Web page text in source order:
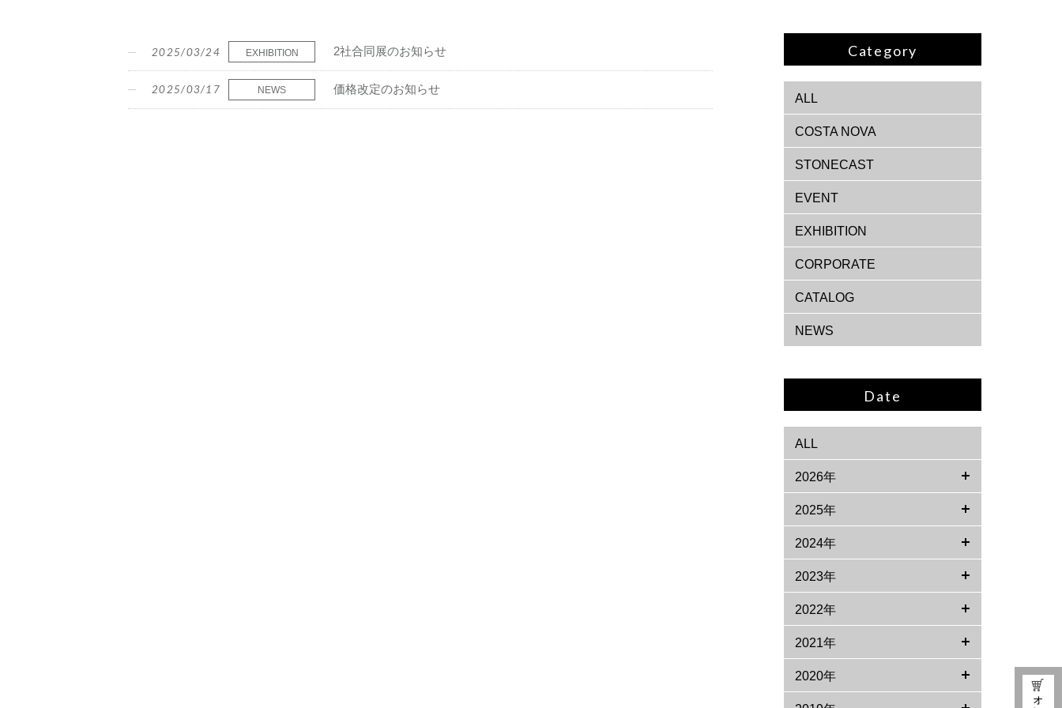
2025/03/24 EXHIBITION 2社合同展のお知らせ
2025/03/17 NEWS 価格改定のお知らせ
Category
ALL
COSTA NOVA
STONECAST
EVENT
EXHIBITION
CORPORATE
CATALOG
NEWS
Date
ALL
2026年
2025年
2024年
2023年
2022年
2021年
2020年